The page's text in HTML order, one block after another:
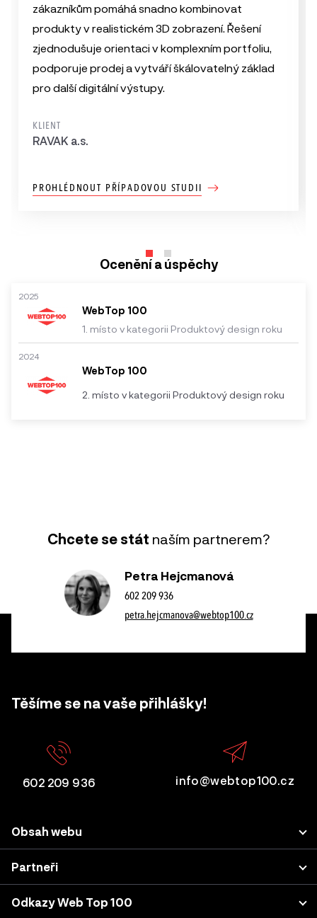
zákazníkům pomáhá snadno kombinovat
produkty v realistickém 3D zobrazení. Řešení
zjednodušuje orientaci v komplexním portfoliu,
podporuje prodej a vytváří škálovatelný základ
pro další digitální výstupy.
KLIENT
RAVAK a.s.
PROHLÉDNOUT PŘÍPADOVOU STUDII
Ocenění a úspěchy
2025
WebTop 100
1. místo v kategorii Produktový design roku
2024
WebTop 100
2. místo v kategorii Produktový design roku
Chcete se stát naším partnerem?
Petra Hejcmanová
602 209 936
petra.hejcmanova@webtop100.cz
Těšíme se na vaše přihlášky!
602 209 936 info@webtop100.cz
Obsah webu
Porota
Přihlášení projektu
Akce a konference
Partneři
LUPA.cz
Odkazy Web Top 100